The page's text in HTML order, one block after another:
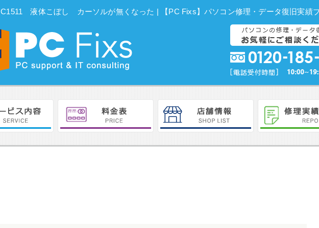
液体こぼし カーソルが無くなった | 【PC Fixs】パソコン修理・データ復旧実績